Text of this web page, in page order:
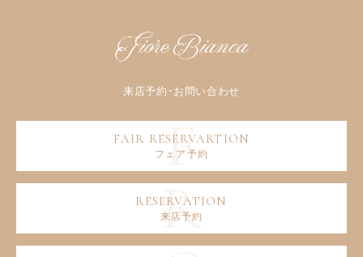
フェア予約
来店予約